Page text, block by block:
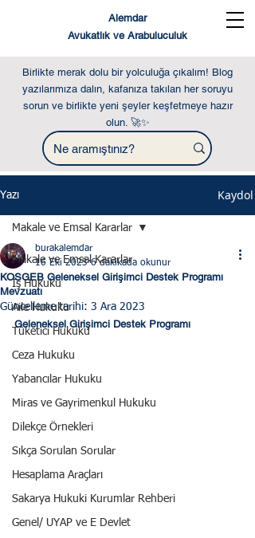
Alemdar
Avukatlık ve Arabuluculuk
Birlikte merak dolu bir yolculuğa çıkalım! Blog
yazılarımıza dalın, kafanıza takılan her soruyu
sorun ve birlikte yeni şeyler keşfetmeye hazır
olun. 🚀✨
Yazı Kaydol
Makale ve Emsal Kararlar
İş Hukuku
Aile Hukuku
Tüketici Hukuku
Ceza Hukuku
Yabancılar Hukuku
Miras ve Gayrimenkul Hukuku
Dilekçe Örnekleri
Sıkça Sorulan Sorular
Hesaplama Araçları
Sakarya Hukuki Kurumlar Rehberi
Genel/ UYAP ve E Devlet
Makale ve Emsal Kararlar
KOSGEB Geleneksel Girişimci Destek Programı
Mevzuatı
burakalemdar
16 Eki 2023 6 dakikada okunur
Güncelleme tarihi: 3 Ara 2023
Geleneksel Girişimci Destek Programı